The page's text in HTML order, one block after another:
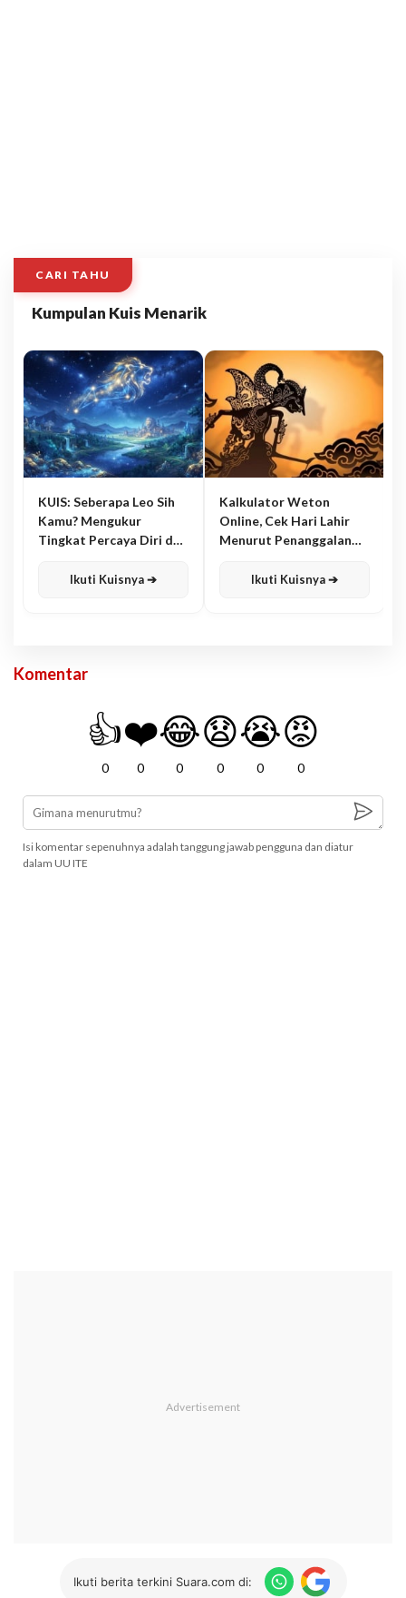
CARI TAHU
Kumpulan Kuis Menarik
KUIS: Seberapa Leo Sih
Kamu? Mengukur
Tingkat Percaya Diri dan
Ikuti Kuisnya ➔
Kalkulator Weton
Online, Cek Hari Lahir
Menurut Penanggalan
Ikuti Kuisnya ➔
Komentar
👍
0
❤️
0
😂
0
😧
0
😭
0
😡
0
Isi komentar sepenuhnya adalah tanggung jawab pengguna dan diatur
dalam UU ITE
Ikuti berita terkini Suara.com di: